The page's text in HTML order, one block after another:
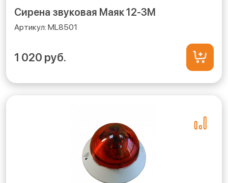
Сирена звуковая Маяк 12-3М
ML8501
1 020 руб.